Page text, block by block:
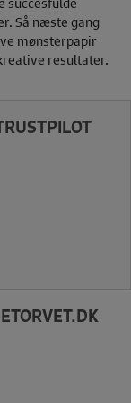
Så næste gang
mønsterpapir
resultater.